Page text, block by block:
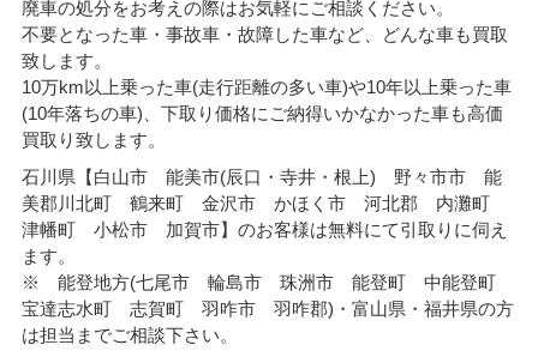
廃車の処分をお考えの際はお気軽にご相談ください。
不要となった車・事故車・故障した車など、どんな車も買取
致します。
10万km以上乗った車(走行距離の多い車)や10年以上乗った車
(10年落ちの車)、下取り価格にご納得いかなかった車も高価
買取り致します。
石川県【白山市 能美市(辰口・寺井・根上) 野々市市 能
美郡川北町 鶴来町 金沢市 かほく市 河北郡 内灘町
津幡町 小松市 加賀市】のお客様は無料にて引取りに伺え
ます。
※ 能登地方(七尾市 輪島市 珠洲市 能登町 中能登町
宝達志水町 志賀町 羽咋市 羽咋郡)・富山県・福井県の方
は担当までご相談下さい。